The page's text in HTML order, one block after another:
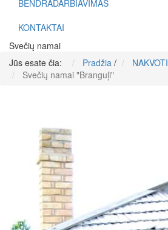
BENDRADARBIAVIMAS
KONTAKTAI
Svečių namai
Jūs esate čia:
Pradžia / NAKVOTI
Svečių namai "Branguļi"